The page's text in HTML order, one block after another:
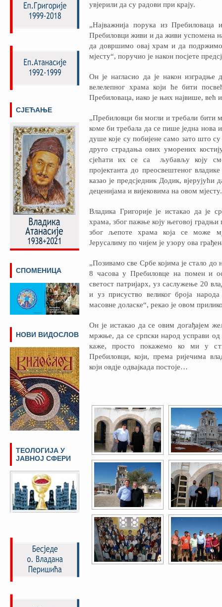
увјерили да су радови при крају.
„Најважнија порука из
Пребиловци живи и да живи успомена
да довршимо овај храм и да
мјесту“, поручио је након посјете
Он је нагласио да је након
велелепног храма који ће бити
Пребиловаца, иако је њих највише,
„Пребиловци би могли и требали бити
коме би требала да се пише једна нова
душе које су побијене само зато што
друго страдања ових уморених
сјећати их се са љубављу коју
пројектанта до преосвештеног
казао је предсједник Додик, вјерујући
деценијама и вијековима на овом мјесту.
Владика Григорије је истакао да је
храма, због пажње коју његовој градњи
због љепоте храма која се може
Јерусалиму по чијем је узору ова
„Позивамо све Србе којима је стало до
8 часова у Пребиловце на помен и
светост патријарх, уз саслужење 20
и уз присуство великог броја
масовне доласке“, рекао је овом
Он је истакао да се овим догађајем
мржње, да се српски народ усправи од
каже, просто покажемо ко ми у
Пребиловци, који, према ријечима
који овдје одвајкада постоје…
СЈЕЋАЊЕ
СПОМЕНИЦА
НОВИ ВИДОСЛОВ
ТЕОЛОГИЈА У
ЈАВНОЈ СФЕРИ